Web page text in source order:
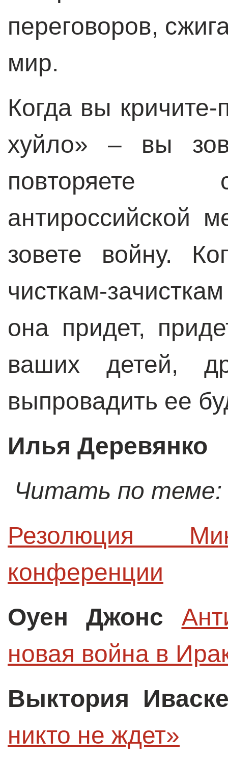
переговоров,
мир.
Когда вы кричите-
хуйло» – вы
повторяете
антироссийской
зовете войну.
чисткам-
она придет,
ваших детей,
выпровадить ее
Илья Деревянко
Читать по теме:
Резолюция
конференции
Оуен Джонс
новая война в
Выктория
никто не ждет»